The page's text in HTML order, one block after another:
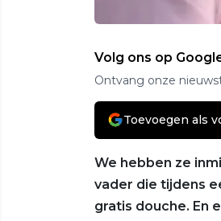
Volg ons op
Ontvang onze
Toevoegen als
We hebben ze
vader die tijdens
gratis douche. En